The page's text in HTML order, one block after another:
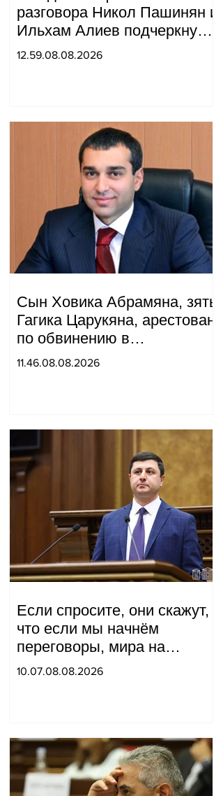
разговора Никол Пашинян и
Ильхам Алиев подчеркнули
прогресс, достигнутый за
Арменией.
12.59.08.08.2026
Сын Ховика Абрамяна, зять
Гагика Царукяна, арестован
по обвинению в
организации убийства.
11.46.08.08.2026
Если спросите, они скажут,
что если мы начнём
переговоры, мира на
границе не будет, начнётся
10.07.08.08.2026